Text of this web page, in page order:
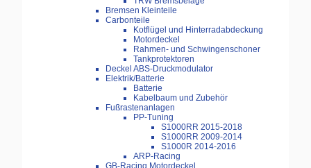
Bremsen Kleinteile
Carbonteile
Kotflügel und Hinterradabdeckung
Motordeckel
Rahmen- und Schwingenschoner
Tankprotektoren
Deckel ABS-Druckmodulator
Elektrik/Batterie
Batterie
Kabelbaum und Zubehör
Fußrastenanlagen
PP-Tuning
S1000RR 2015-2018
S1000RR 2009-2014
S1000R 2014-2016
ARP-Racing
GB-Racing Motordeckel